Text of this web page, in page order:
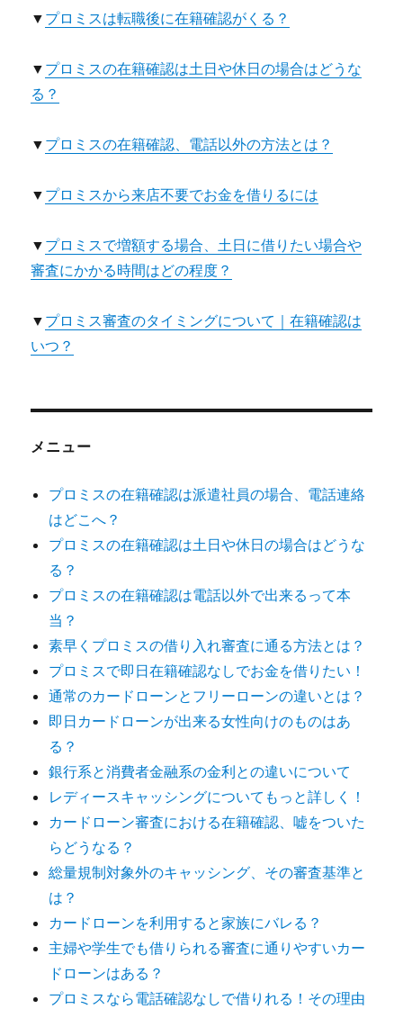
▼ プロミスは転職後に在籍確認がくる？
▼ プロミスの在籍確認は土日や休日の場合はどうな
る？
▼ プロミスの在籍確認、電話以外の方法とは？
▼ プロミスから来店不要でお金を借りるには
▼ プロミスで増額する場合、土日に借りたい場合や
審査にかかる時間はどの程度？
▼ プロミス審査のタイミングについて｜在籍確認は
いつ？
メニュー
プロミスの在籍確認は派遣社員の場合、電話連絡
はどこへ？
プロミスの在籍確認は土日や休日の場合はどうな
る？
プロミスの在籍確認は電話以外で出来るって本
当？
素早くプロミスの借り入れ審査に通る方法とは？
プロミスで即日在籍確認なしでお金を借りたい！
通常のカードローンとフリーローンの違いとは？
即日カードローンが出来る女性向けのものはあ
る？
銀行系と消費者金融系の金利との違いについて
レディースキャッシングについてもっと詳しく！
カードローン審査における在籍確認、嘘をついた
らどうなる？
総量規制対象外のキャッシング、その審査基準と
は？
カードローンを利用すると家族にバレる？
主婦や学生でも借りられる審査に通りやすいカー
ドローンはある？
プロミスなら電話確認なしで借りれる！その理由